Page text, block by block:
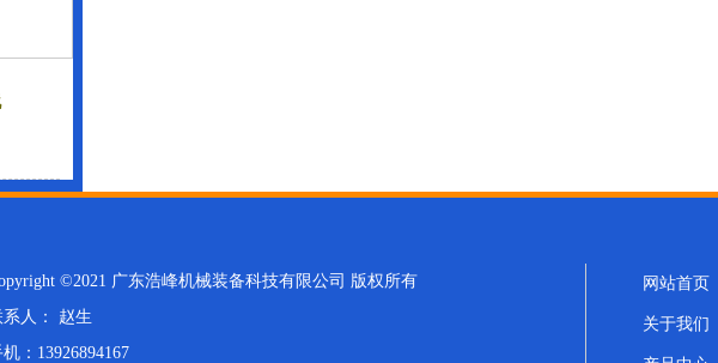
©2021 广东浩峰机械装备科技有限公司 版权所有
系人： 赵生
：13926894167
网站首页
关于我们